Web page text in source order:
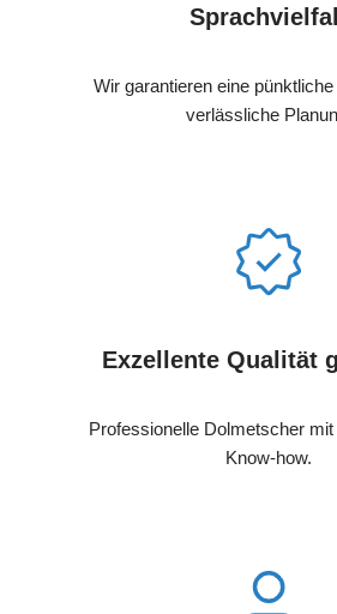
Wir garantieren eine
verlässliche
Exzellente Qualität
Professionelle Dolmetscher
Know-how.